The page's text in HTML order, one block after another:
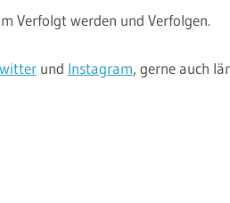
Verfolgt werden und Verfolgen.
und Instagram, gerne auch